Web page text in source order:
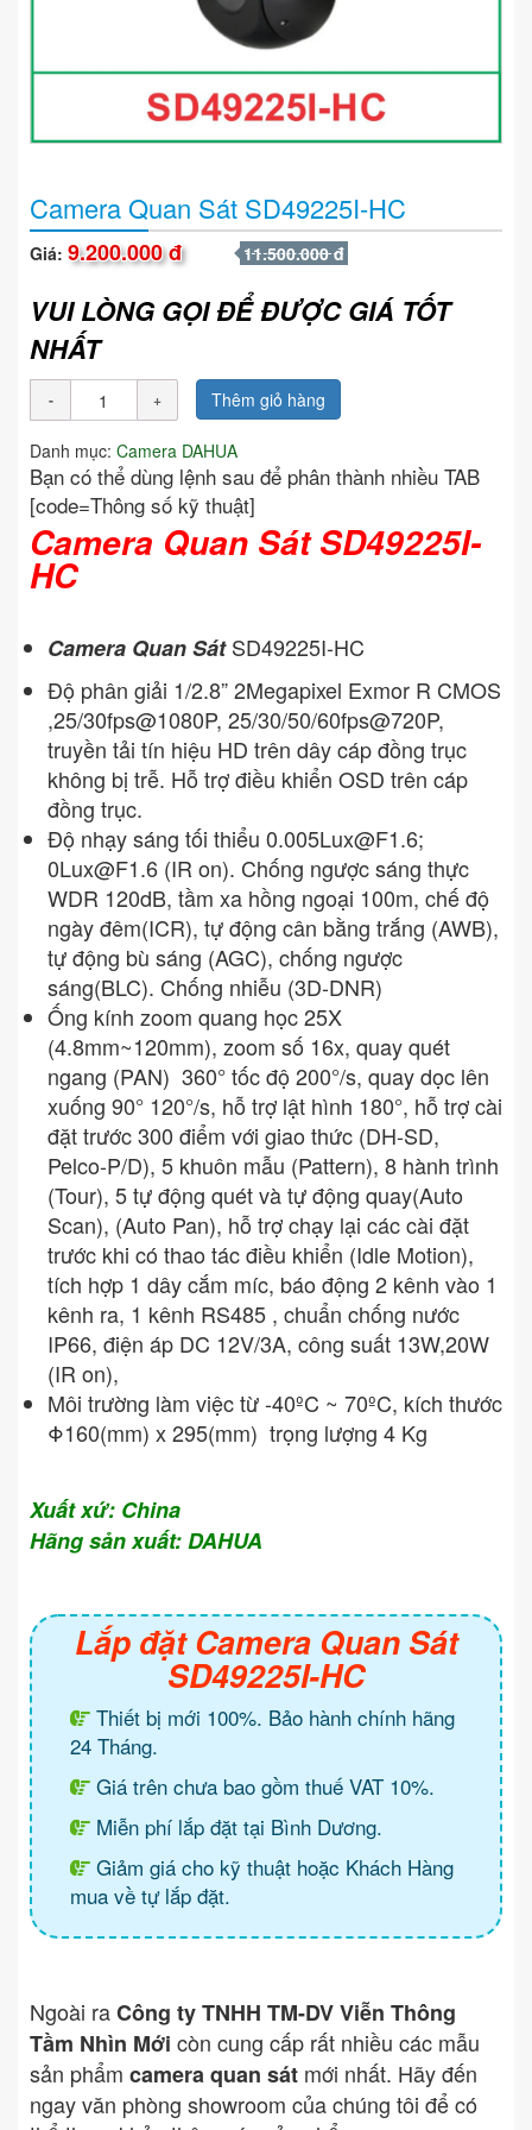
Camera Quan Sát SD49225I-HC
Giá: 9.200.000 đ 11.500.000 đ
VUI LÒNG GỌI ĐỂ ĐƯỢC GIÁ TỐT
NHẤT
Thêm giỏ hàng
Danh mục: Camera DAHUA
Bạn có thể dùng lệnh sau để phân thành nhiều TAB
[code=Thông số kỹ thuật]
Camera Quan Sát SD49225I-
HC
Camera Quan SátSD49225I-HC
Độ phân giải 1/2.8” 2Megapixel Exmor R CMOS
,25/30fps@1080P, 25/30/50/60fps@720P,
truyền tải tín hiệu HD trên dây cáp đồng trục
không bị trễ. Hỗ trợ điều khiển OSD trên cáp
đồng trục.
Độ nhạy sáng tối thiểu 0.005Lux@F1.6;
0Lux@F1.6 (IR on). Chống ngược sáng thực
WDR 120dB, tầm xa hồng ngoại 100m, chế độ
ngày đêm(ICR), tự động cân bằng trắng (AWB),
tự động bù sáng (AGC), chống ngược
sáng(BLC). Chống nhiễu (3D-DNR)
Ống kính zoom quang học 25X
(4.8mm~120mm), zoom số 16x, quay quét
ngang (PAN) 360° tốc độ 200°/s, quay dọc lên
xuống 90° 120°/s, hỗ trợ lật hình 180°, hỗ trợ cài
đặt trước 300 điểm với giao thức (DH-SD,
Pelco-P/D), 5 khuôn mẫu (Pattern), 8 hành trình
(Tour), 5 tự động quét và tự động quay(Auto
Scan), (Auto Pan), hỗ trợ chạy lại các cài đặt
trước khi có thao tác điều khiển (Idle Motion),
tích hợp 1 dây cắm míc, báo động 2 kênh vào 1
kênh ra, 1 kênh RS485 , chuẩn chống nước
IP66, điện áp DC 12V/3A, công suất 13W,20W
(IR on),
Môi trường làm việc từ -40ºC ~ 70ºC, kích thước
Φ160(mm) x 295(mm) trọng lượng 4 Kg
Xuất xứ: China
Hãng sản xuất: DAHUA
Lắp đặt Camera Quan Sát
SD49225I-HC
Thiết bị mới 100%. Bảo hành chính hãng
24 Tháng.
Giá trên chưa bao gồm thuế VAT 10%.
Miễn phí lắp đặt tại Bình Dương.
Giảm giá cho kỹ thuật hoặc Khách Hàng
mua về tự lắp đặt.
Ngoài raCông ty TNHH TM-DV Viễn Thông
Tầm Nhìn Mới còn cung cấp rất nhiều các mẫu
sản phẩm camera quan sát mới nhất. Hãy đến
ngay văn phòng showroom của chúng tôi để có